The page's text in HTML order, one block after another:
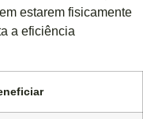
estarem fisicamente
a eficiência